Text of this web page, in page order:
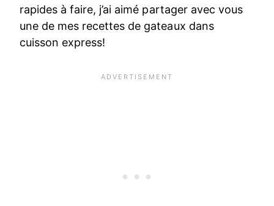
rapides à faire, j’ai aimé partager avec vous
une de mes recettes de gateaux dans
cuisson express!